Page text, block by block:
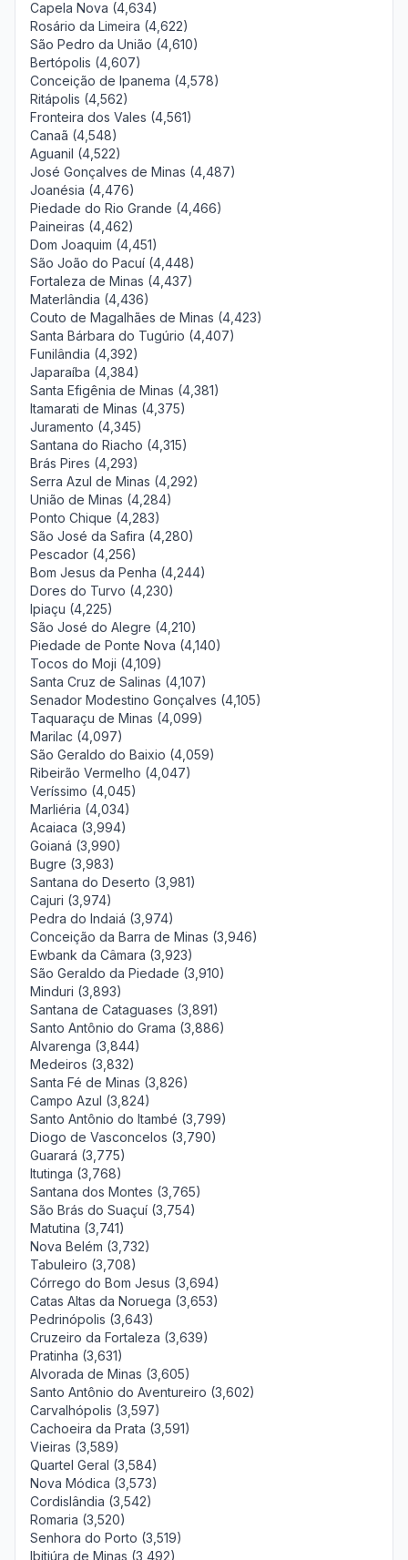
Capela Nova (4,634)
Rosário da Limeira (4,622)
São Pedro da União (4,610)
Bertópolis (4,607)
Conceição de Ipanema (4,578)
Ritápolis (4,562)
Fronteira dos Vales (4,561)
Canaã (4,548)
Aguanil (4,522)
José Gonçalves de Minas (4,487)
Joanésia (4,476)
Piedade do Rio Grande (4,466)
Paineiras (4,462)
Dom Joaquim (4,451)
São João do Pacuí (4,448)
Fortaleza de Minas (4,437)
Materlândia (4,436)
Couto de Magalhães de Minas (4,423)
Santa Bárbara do Tugúrio (4,407)
Funilândia (4,392)
Japaraíba (4,384)
Santa Efigênia de Minas (4,381)
Itamarati de Minas (4,375)
Juramento (4,345)
Santana do Riacho (4,315)
Brás Pires (4,293)
Serra Azul de Minas (4,292)
União de Minas (4,284)
Ponto Chique (4,283)
São José da Safira (4,280)
Pescador (4,256)
Bom Jesus da Penha (4,244)
Dores do Turvo (4,230)
Ipiaçu (4,225)
São José do Alegre (4,210)
Piedade de Ponte Nova (4,140)
Tocos do Moji (4,109)
Santa Cruz de Salinas (4,107)
Senador Modestino Gonçalves (4,105)
Taquaraçu de Minas (4,099)
Marilac (4,097)
São Geraldo do Baixio (4,059)
Ribeirão Vermelho (4,047)
Veríssimo (4,045)
Marliéria (4,034)
Acaiaca (3,994)
Goianá (3,990)
Bugre (3,983)
Santana do Deserto (3,981)
Cajuri (3,974)
Pedra do Indaiá (3,974)
Conceição da Barra de Minas (3,946)
Ewbank da Câmara (3,923)
São Geraldo da Piedade (3,910)
Minduri (3,893)
Santana de Cataguases (3,891)
Santo Antônio do Grama (3,886)
Alvarenga (3,844)
Medeiros (3,832)
Santa Fé de Minas (3,826)
Campo Azul (3,824)
Santo Antônio do Itambé (3,799)
Diogo de Vasconcelos (3,790)
Guarará (3,775)
Itutinga (3,768)
Santana dos Montes (3,765)
São Brás do Suaçuí (3,754)
Matutina (3,741)
Nova Belém (3,732)
Tabuleiro (3,708)
Córrego do Bom Jesus (3,694)
Catas Altas da Noruega (3,653)
Pedrinópolis (3,643)
Cruzeiro da Fortaleza (3,639)
Pratinha (3,631)
Alvorada de Minas (3,605)
Santo Antônio do Aventureiro (3,602)
Carvalhópolis (3,597)
Cachoeira da Prata (3,591)
Vieiras (3,589)
Quartel Geral (3,584)
Nova Módica (3,573)
Cordislândia (3,542)
Romaria (3,520)
Senhora do Porto (3,519)
Ibitiúra de Minas (3,492)